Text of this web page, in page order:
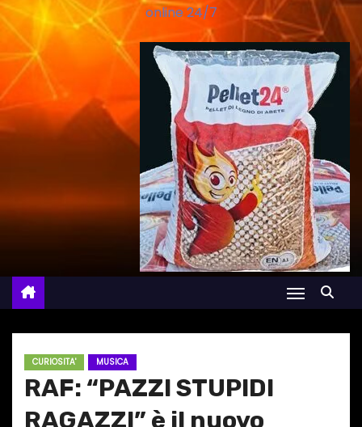
online 24/7
CURIOSITA' MUSICA
RAF: “PAZZI STUPIDI
RAGAZZI” è il nuovo